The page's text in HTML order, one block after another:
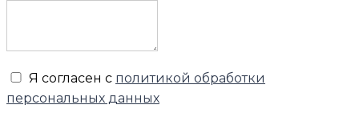
Я согласен с политикой обработки
персональных данных